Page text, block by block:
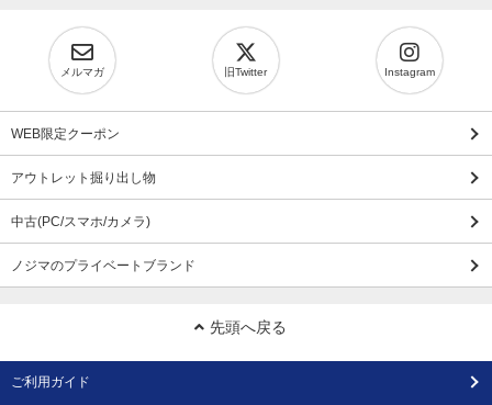
メルマガ 旧Twitter Instagram
WEB限定クーポン
アウトレット掘り出し物
中古(PC/スマホ/カメラ)
ノジマのプライベートブランド
先頭へ戻る
ご利用ガイド